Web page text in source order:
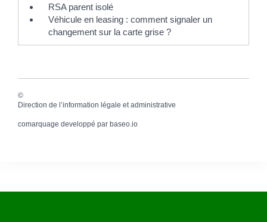
RSA parent isolé
Véhicule en leasing : comment signaler un
changement sur la carte grise ?
©
Direction de l’information légale et administrative
comarquage developpé par baseo.io